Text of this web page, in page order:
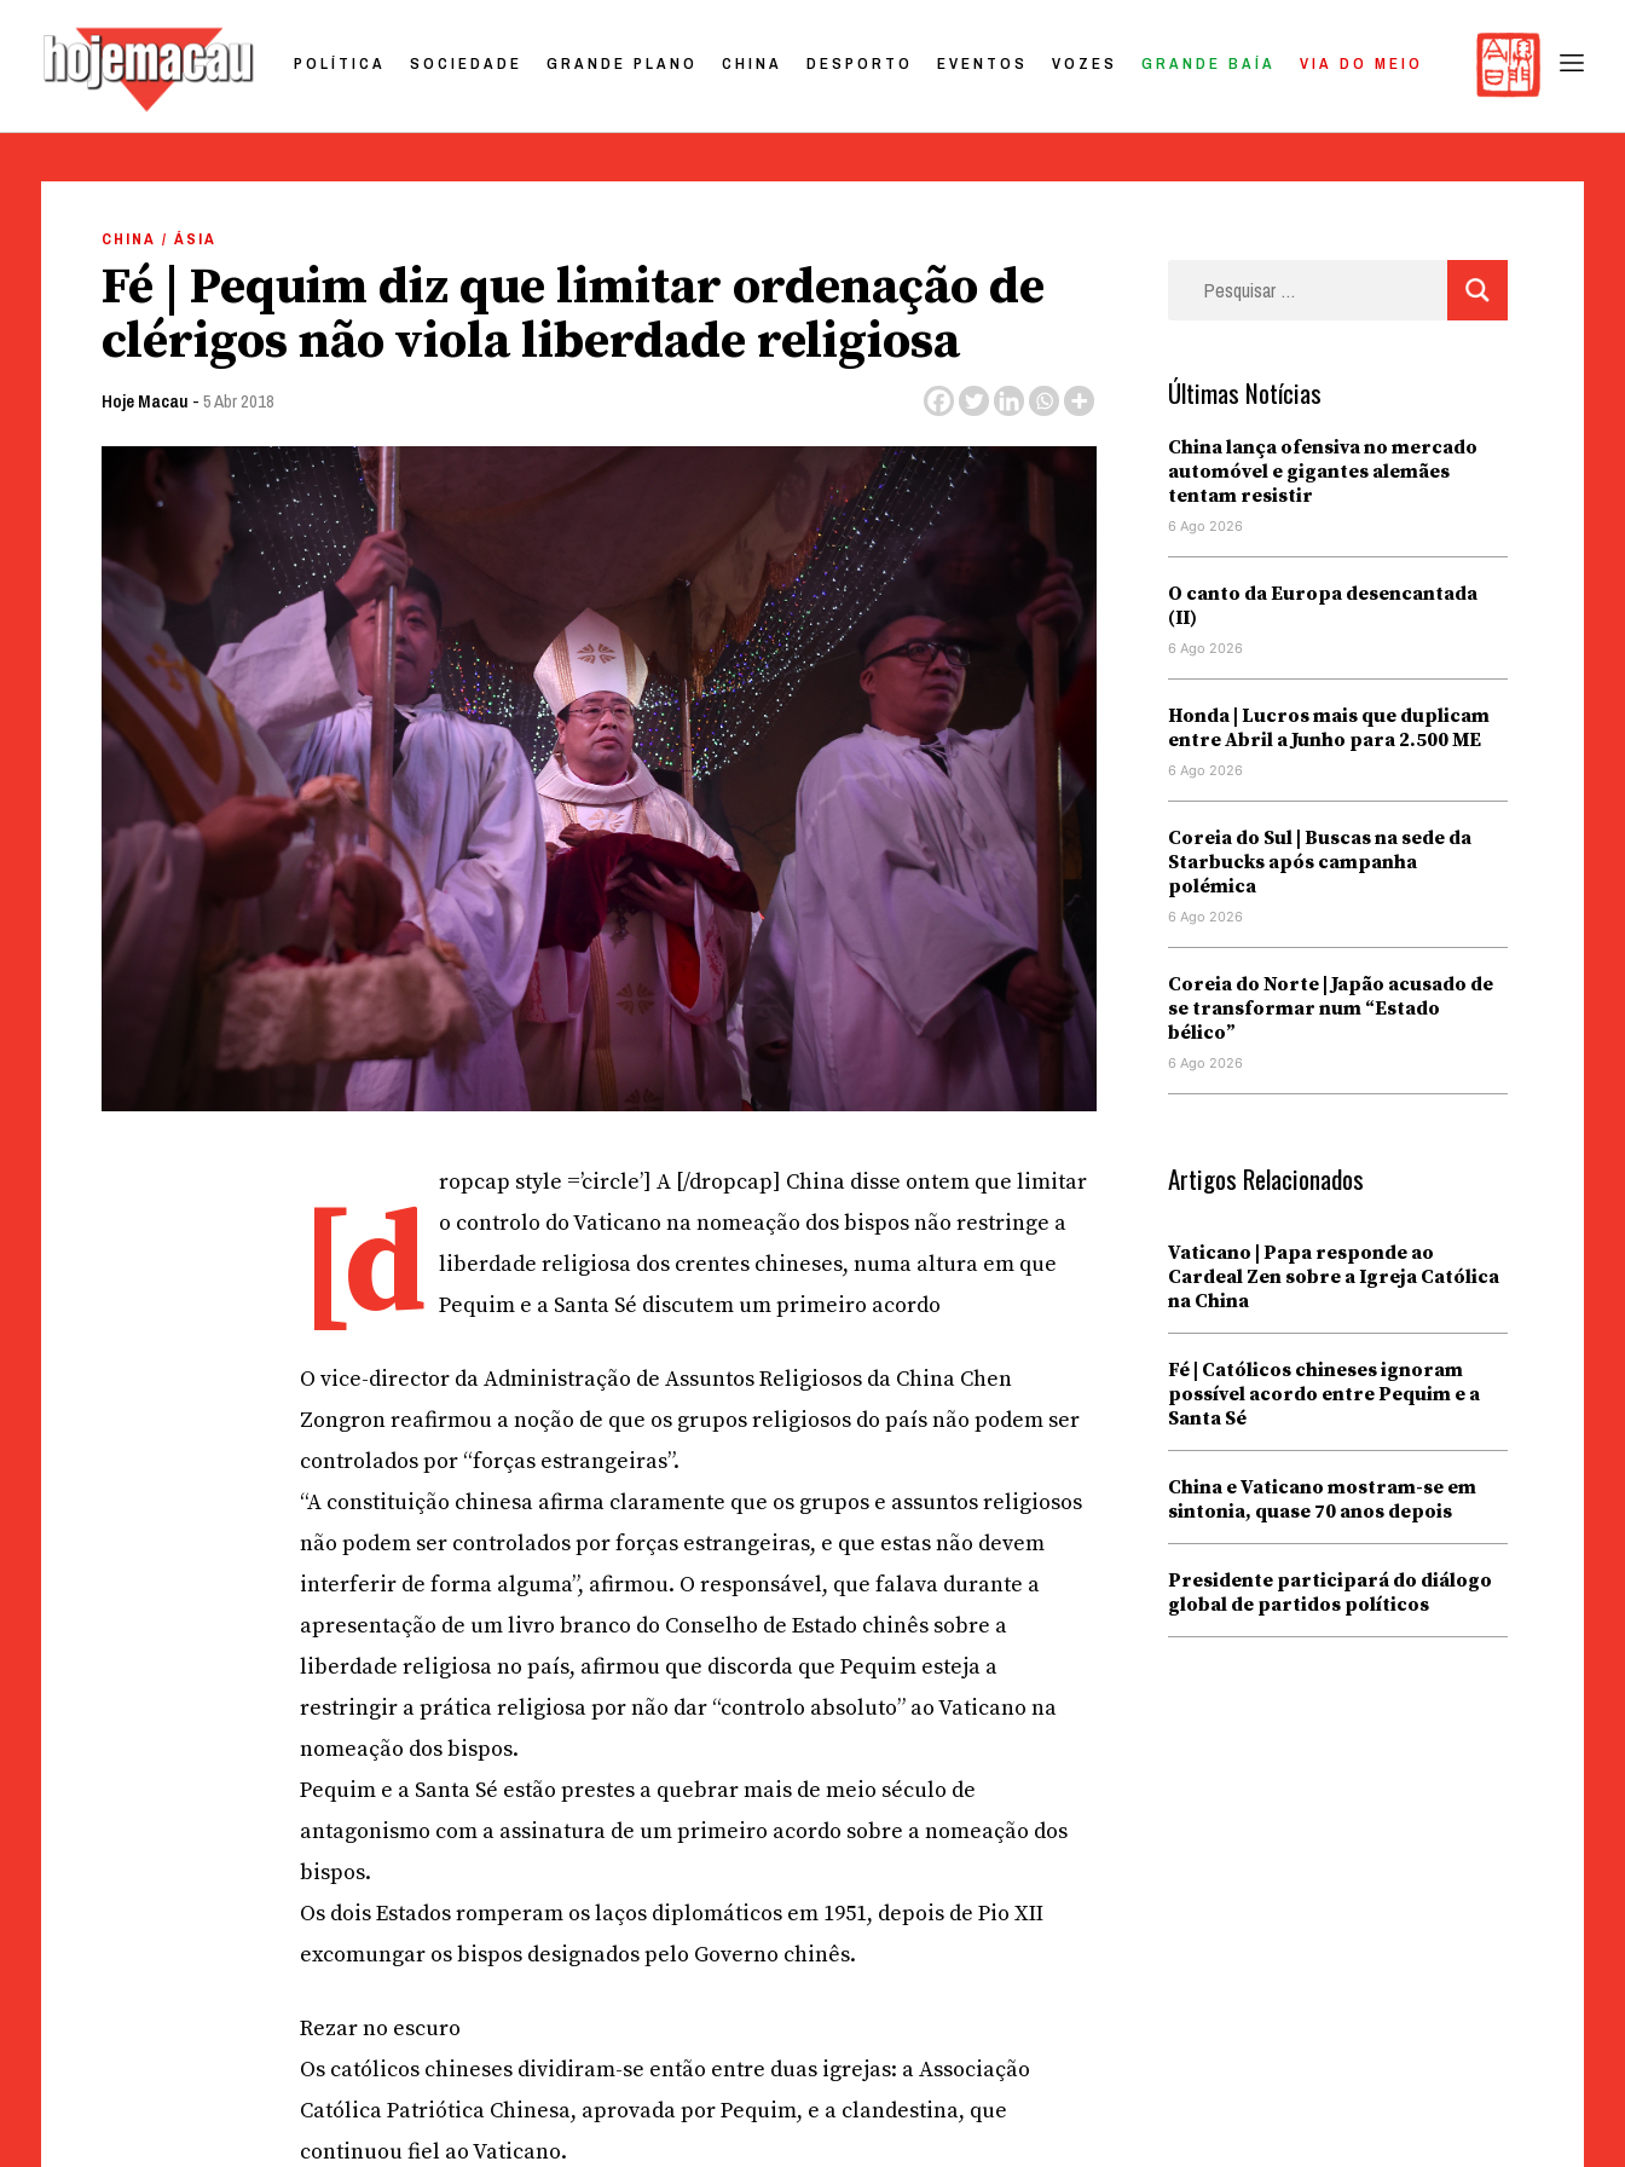
POLÍTICA SOCIEDADE GRANDE PLANO CHINA DESPORTO EVENTOS VOZES GRANDE BAÍA VIA DO MEIO
CHINA / ÁSIA
Fé | Pequim diz que limitar ordenação de
clérigos não viola liberdade religiosa
Hoje Macau -5 Abr 2018
[d ropcap style =’circle’] A [/dropcap] China disse ontem que limitar
o controlo do Vaticano na nomeação dos bispos não restringe a
liberdade religiosa dos crentes chineses, numa altura em que
Pequim e a Santa Sé discutem um primeiro acordo
O vice-director da Administração de Assuntos Religiosos da China Chen
Zongron reafirmou a noção de que os grupos religiosos do país não podem ser
controlados por “forças estrangeiras”.
“A constituição chinesa afirma claramente que os grupos e assuntos religiosos
não podem ser controlados por forças estrangeiras, e que estas não devem
interferir de forma alguma”, afirmou. O responsável, que falava durante a
apresentação de um livro branco do Conselho de Estado chinês sobre a
liberdade religiosa no país, afirmou que discorda que Pequim esteja a
restringir a prática religiosa por não dar “controlo absoluto” ao Vaticano na
nomeação dos bispos.
Pequim e a Santa Sé estão prestes a quebrar mais de meio século de
antagonismo com a assinatura de um primeiro acordo sobre a nomeação dos
bispos.
Os dois Estados romperam os laços diplomáticos em 1951, depois de Pio XII
excomungar os bispos designados pelo Governo chinês.
Rezar no escuro
Os católicos chineses dividiram-se então entre duas igrejas: a Associação
Católica Patriótica Chinesa, aprovada por Pequim, e a clandestina, que
continuou fiel ao Vaticano.
Últimas Notícias
China lança ofensiva no mercado
automóvel e gigantes alemães
tentam resistir
6 Ago 2026
O canto da Europa desencantada
(II)
6 Ago 2026
Honda | Lucros mais que duplicam
entre Abril a Junho para 2.500 ME
6 Ago 2026
Coreia do Sul | Buscas na sede da
Starbucks após campanha
polémica
6 Ago 2026
Coreia do Norte | Japão acusado de
se transformar num “Estado
bélico”
6 Ago 2026
Artigos Relacionados
Vaticano | Papa responde ao
Cardeal Zen sobre a Igreja Católica
na China
Fé | Católicos chineses ignoram
possível acordo entre Pequim e a
Santa Sé
China e Vaticano mostram-se em
sintonia, quase 70 anos depois
Presidente participará do diálogo
global de partidos políticos